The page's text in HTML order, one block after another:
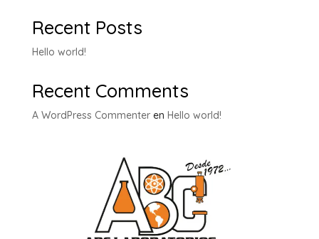
Recent Posts
Hello world!
Recent Comments
A WordPress Commenteren Hello world!